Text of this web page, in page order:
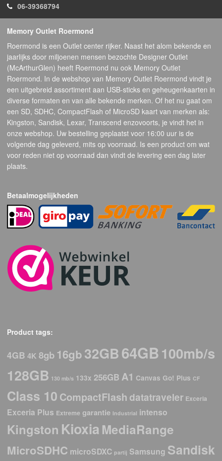
06-39368794
Memory Outlet Roermond
Roermond is een Outlet center rijker. Naast het alom bekende en
jaarlijks door miljoenen mensen bezochte Designer Outlet
(McArthurGlen) heeft Roermond nu ook Memory Outlet
Roermond. In de webshop van Memory Outlet Roermond vindt je
een uitgebreid assortiment aan USB-sticks en geheugenkaarten in
diverse formaten en van alle bekende merken. Of het nu gaat om
een SD, SDHC, CompactFlash of MicroSD kaart van merken als:
Kingston, Sandisk, Lexar, Transcend enzovoorts, je vindt het in
onze webshop. Uw bestelling geplaatst voor 16:00 uur is de
volgende dag geleverd, mits op voorraad. Is een product om wat
voor reden niet op voorraad dan vindt de levering een dag later
plaats.
Betaalmogelijkheden
Product tags:
4GB 4K 8gb16gb32GB64GB100mb/s
128GB 130 mb/s 133x 256GB A1 Canvas Go! Plus CF
Class 10 CompactFlash datatraveler Exceria
Exceria Plus Extreme garantie Industrial intenso
Kingston Kioxia MediaRange
MicroSDHC microSDXC partij Samsung Sandisk